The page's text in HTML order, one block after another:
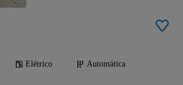
Elétrico
Automática